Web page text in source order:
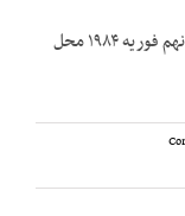
روایت کننده: آقای حبیب نفیسی تاریخ مصاحبه: نهم فوریه ۱۹۸۴ محل